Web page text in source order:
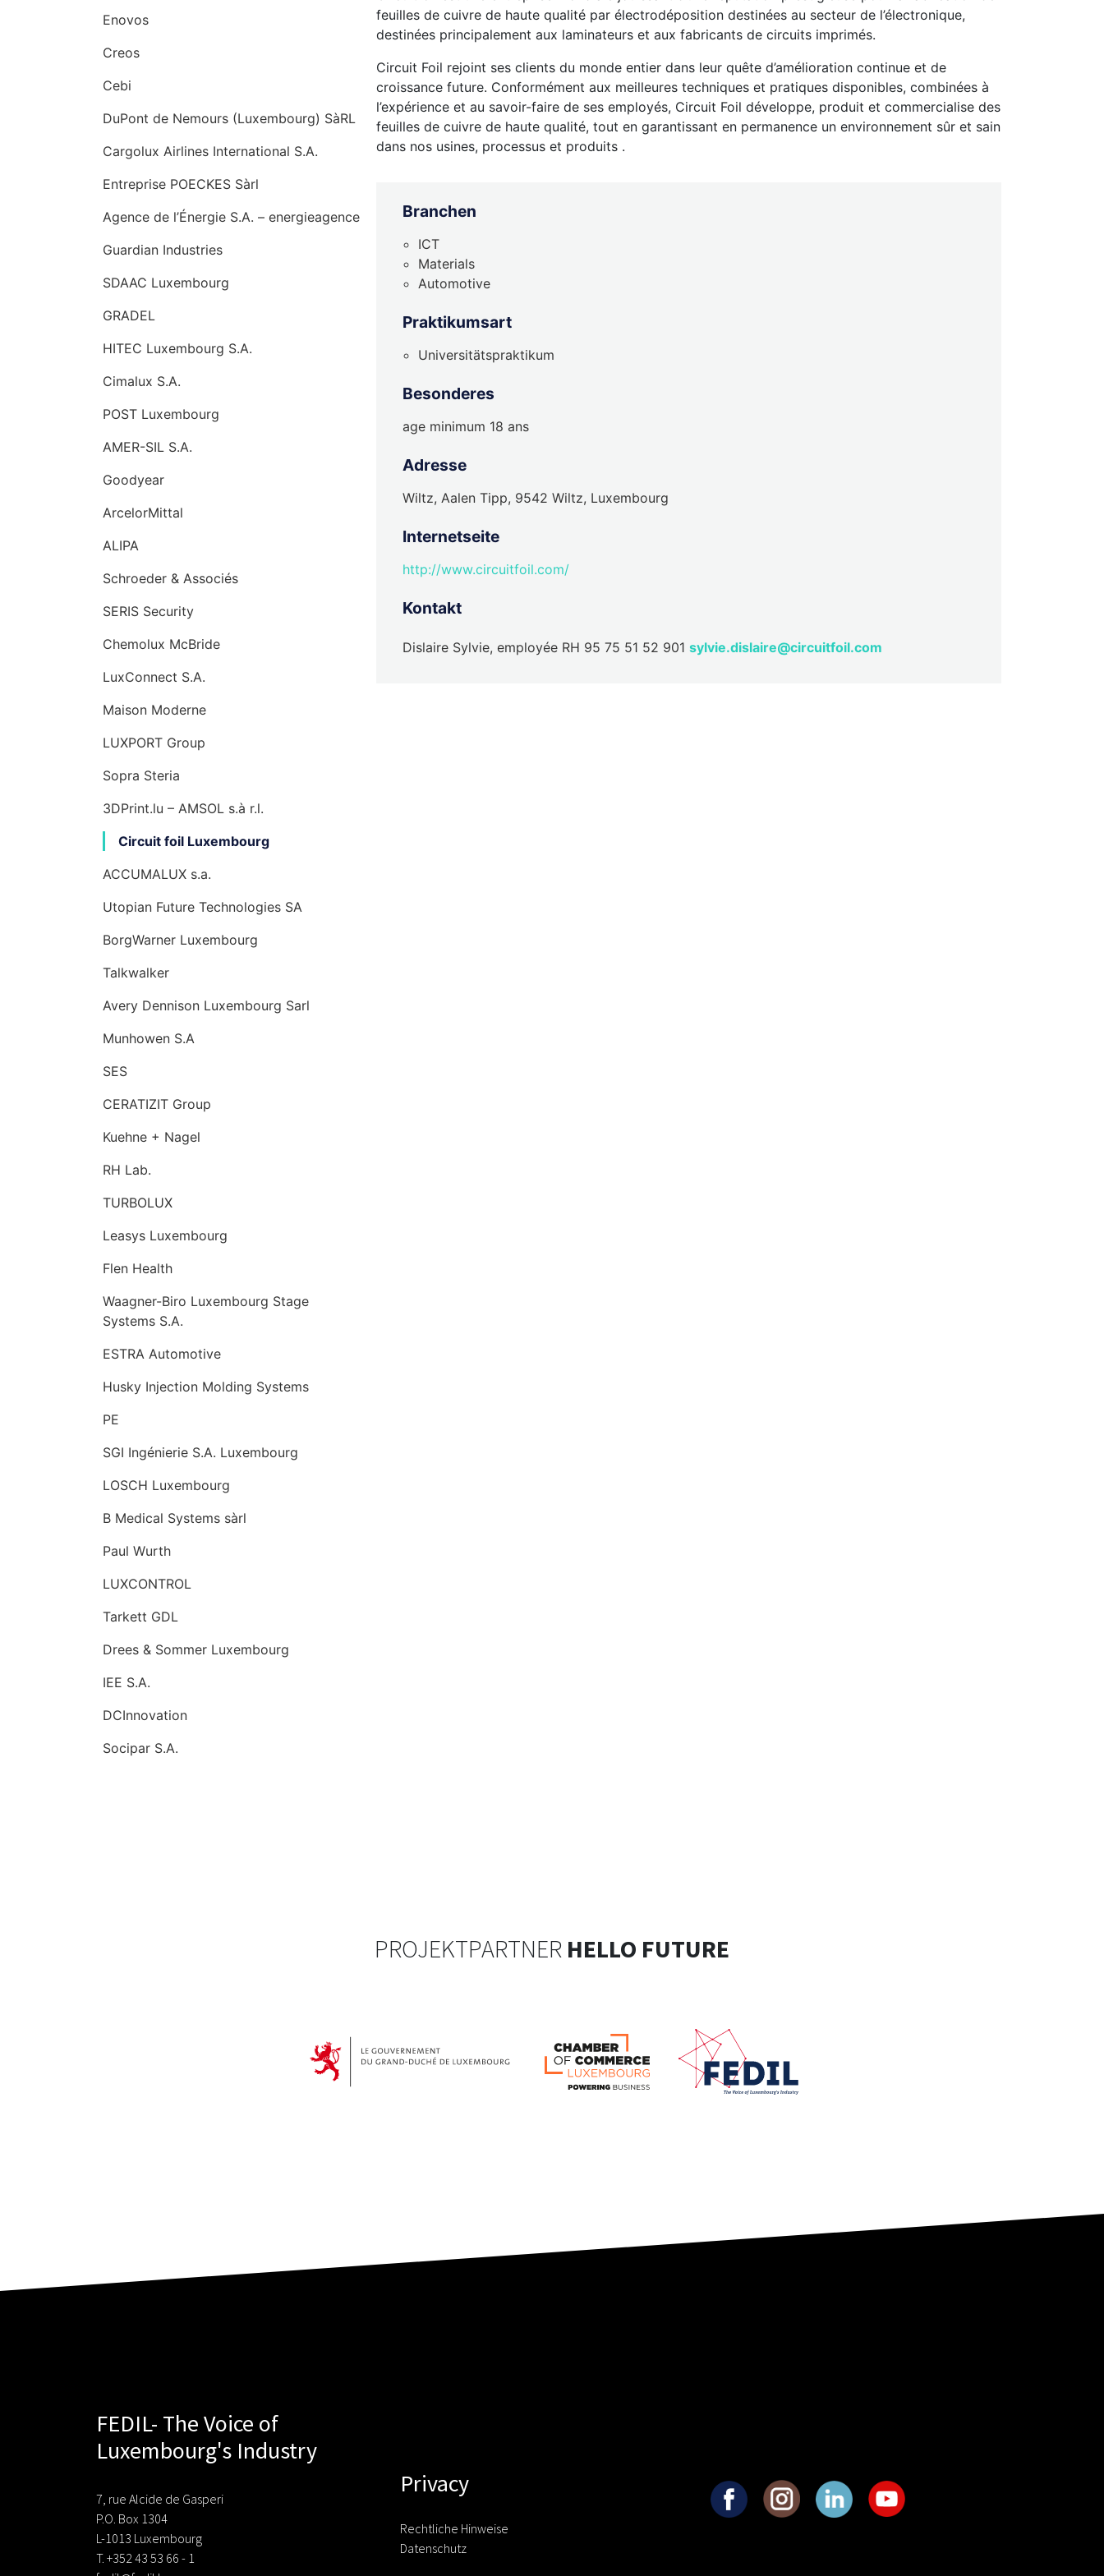
Enovos
Creos
Cebi
DuPont de Nemours (Luxembourg) SàRL
Cargolux Airlines International S.A.
Entreprise POECKES Sàrl
Agence de l’Énergie S.A. – energieagence
Guardian Industries
SDAAC Luxembourg
GRADEL
HITEC Luxembourg S.A.
Cimalux S.A.
POST Luxembourg
AMER-SIL S.A.
Goodyear
ArcelorMittal
ALIPA
Schroeder & Associés
SERIS Security
Chemolux McBride
LuxConnect S.A.
Maison Moderne
LUXPORT Group
Sopra Steria
3DPrint.lu – AMSOL s.à r.l.
Circuit foil Luxembourg
ACCUMALUX s.a.
Utopian Future Technologies SA
BorgWarner Luxembourg
Talkwalker
Avery Dennison Luxembourg Sarl
Munhowen S.A
SES
CERATIZIT Group
Kuehne + Nagel
RH Lab.
TURBOLUX
Leasys Luxembourg
Flen Health
Waagner-Biro Luxembourg Stage
Systems S.A.
ESTRA Automotive
Husky Injection Molding Systems
PE
SGI Ingénierie S.A. Luxembourg
LOSCH Luxembourg
B Medical Systems sàrl
Paul Wurth
LUXCONTROL
Tarkett GDL
Drees & Sommer Luxembourg
IEE S.A.
DCInnovation
Socipar S.A.
feuilles de cuivre de haute qualité par électrodéposition destinées au secteur de l’électronique,
destinées principalement aux laminateurs et aux fabricants de circuits imprimés.
Circuit Foil rejoint ses clients du monde entier dans leur quête d’amélioration continue et de
croissance future. Conformément aux meilleures techniques et pratiques disponibles, combinées à
l’expérience et au savoir-faire de ses employés, Circuit Foil développe, produit et commercialise des
feuilles de cuivre de haute qualité, tout en garantissant en permanence un environnement sûr et sain
dans nos usines, processus et produits .
Branchen
ICT
Materials
Automotive
Praktikumsart
Universitätspraktikum
Besonderes
age minimum 18 ans
Adresse
Wiltz, Aalen Tipp, 9542 Wiltz, Luxembourg
Internetseite
http://www.circuitfoil.com/
Kontakt
Dislaire Sylvie, employée RH 95 75 51 52 901 sylvie.dislaire@circuitfoil.com
PROJEKTPARTNER HELLO FUTURE
FEDIL- The Voice of
Luxembourg's Industry
7, rue Alcide de Gasperi
P.O. Box 1304
L-1013 Luxembourg
T. +352 43 53 66 - 1
Privacy
Rechtliche Hinweise
Datenschutz